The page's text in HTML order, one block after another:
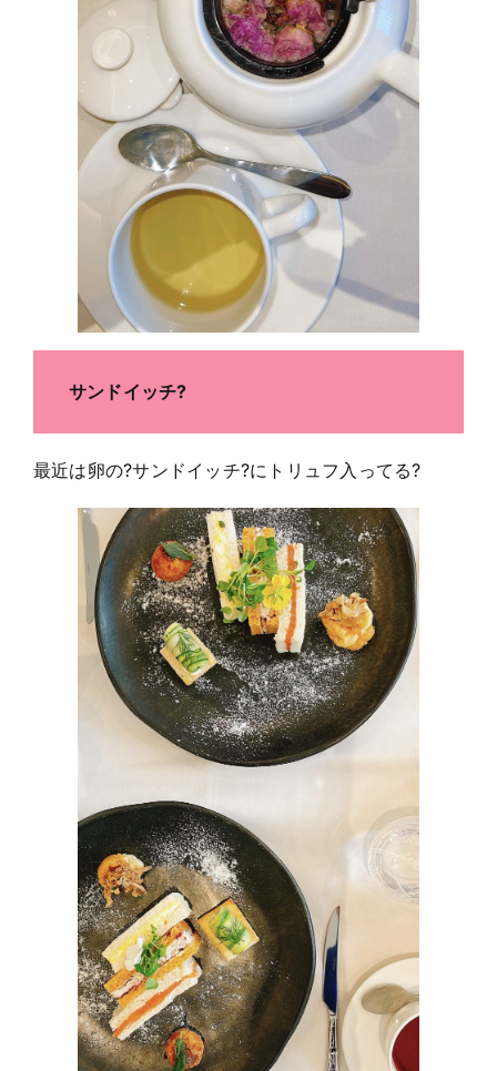
サンドイッチ?
最近は卵の?サンドイッチ?にトリュフ入ってる?